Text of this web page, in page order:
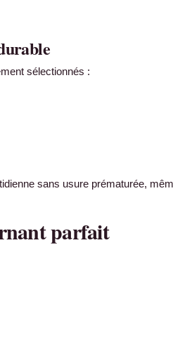
sélectionnés :
sans usure prématurée,
parfait